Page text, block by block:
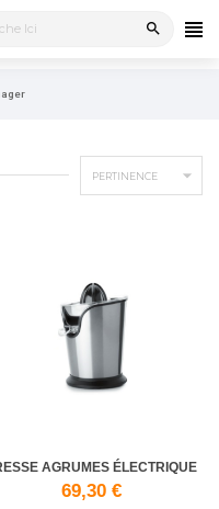
search
PERTINENCE 
AGRUMES ÉLECTRIQUE
69,30 €